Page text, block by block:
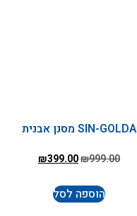
SIN-GOLDA מסנן אבנית
₪999.00
₪399.00
הוספה לסל